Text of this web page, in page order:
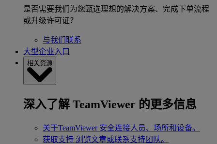
是否需要我们为您甄选理想的解决方案、完成下单流程
或升级许可证？
与我们联系
大型企业入口
相关资源
深入了解 TeamViewer 的更多信息
关于TeamViewer 安全连接人员、场所和设备。
获取支持 浏览文章或联系支持团队。